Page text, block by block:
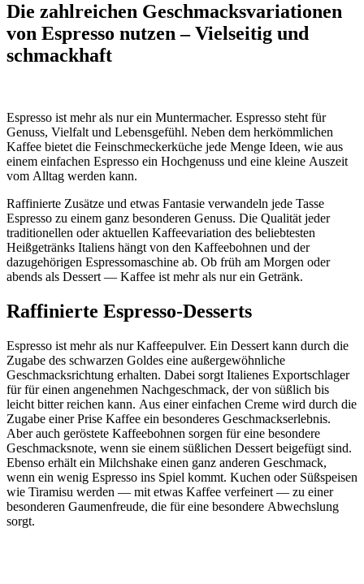
Die zahlreichen Geschmacksvariationen
von Espresso nutzen – Vielseitig und
schmackhaft
Espresso ist mehr als nur ein Muntermacher. Espresso steht für
Genuss, Vielfalt und Lebensgefühl. Neben dem herkömmlichen
Kaffee bietet die Feinschmeckerküche jede Menge Ideen, wie aus
einem einfachen Espresso ein Hochgenuss und eine kleine Auszeit
vom Alltag werden kann.
Raffinierte Zusätze und etwas Fantasie verwandeln jede Tasse
Espresso zu einem ganz besonderen Genuss. Die Qualität jeder
traditionellen oder aktuellen Kaffeevariation des beliebtesten
Heißgetränks Italiens hängt von den Kaffeebohnen und der
dazugehörigen Espressomaschine ab. Ob früh am Morgen oder
abends als Dessert — Kaffee ist mehr als nur ein Getränk.
Raffinierte Espresso-Desserts
Espresso ist mehr als nur Kaffeepulver. Ein Dessert kann durch die
Zugabe des schwarzen Goldes eine außergewöhnliche
Geschmacksrichtung erhalten. Dabei sorgt Italienes Exportschlager
für für einen angenehmen Nachgeschmack, der von süßlich bis
leicht bitter reichen kann. Aus einer einfachen Creme wird durch die
Zugabe einer Prise Kaffee ein besonderes Geschmackserlebnis.
Aber auch geröstete Kaffeebohnen sorgen für eine besondere
Geschmacksnote, wenn sie einem süßlichen Dessert beigefügt sind.
Ebenso erhält ein Milchshake einen ganz anderen Geschmack,
wenn ein wenig Espresso ins Spiel kommt. Kuchen oder Süßspeisen
wie Tiramisu werden — mit etwas Kaffee verfeinert — zu einer
besonderen Gaumenfreude, die für eine besondere Abwechslung
sorgt.